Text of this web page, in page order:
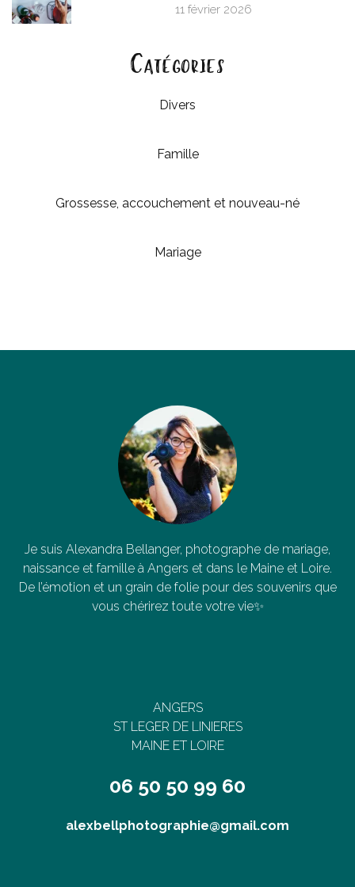
11 février 2026
Catégories
Divers
Famille
Grossesse, accouchement et nouveau-né
Mariage
Je suis Alexandra Bellanger, photographe de mariage,
naissance et famille à Angers et dans le Maine et Loire.
De l’émotion et un grain de folie pour des souvenirs que
vous chérirez toute votre vie✨
ANGERS
ST LEGER DE LINIERES
MAINE ET LOIRE
06 50 50 99 60
alexbellphotographie@gmail.com